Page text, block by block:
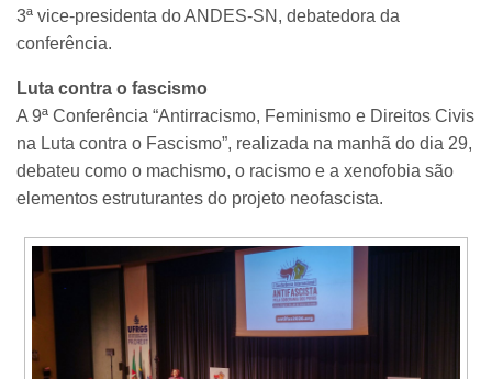
3ª vice-presidenta do ANDES-SN, debatedora da
conferência.
Luta contra o fascismo
A 9ª Conferência “Antirracismo, Feminismo e Direitos Civis
na Luta contra o Fascismo”, realizada na manhã do dia 29,
debateu como o machismo, o racismo e a xenofobia são
elementos estruturantes do projeto neofascista.